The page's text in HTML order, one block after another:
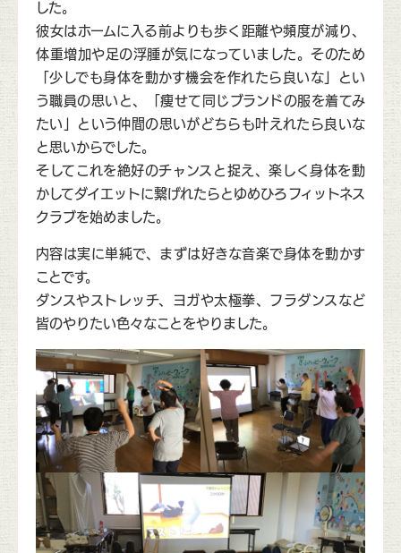
した。
彼女はホームに入る前よりも歩く距離や頻度が減り、
体重増加や足の浮腫が気になっていました。そのため
「少しでも身体を動かす機会を作れたら良いな」とい
う職員の思いと、「痩せて同じブランドの服を着てみ
たい」という仲間の思いがどちらも叶えれたら良いな
と思いからでした。
そしてこれを絶好のチャンスと捉え、楽しく身体を動
かしてダイエットに繋げれたらとゆめひろフィットネス
クラブを始めました。
内容は実に単純で、まずは好きな音楽で身体を動かす
ことです。
ダンスやストレッチ、ヨガや太極拳、フラダンスなど
皆のやりたい色々なことをやりました。